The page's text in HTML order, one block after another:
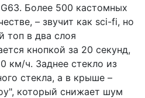
Более 500 кастомных
– звучит как sci-fi, но
топ в два слоя
кнопкой за 20 секунд,
км/ч. Заднее стекло из
стекла, а в крыше –
который снижает шум